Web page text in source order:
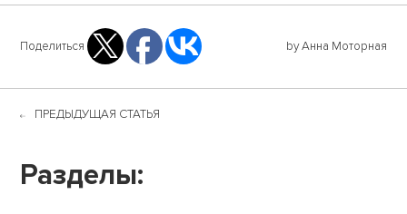
Поделиться by Анна Моторная
ПРЕДЫДУЩАЯ СТАТЬЯ
Разделы: